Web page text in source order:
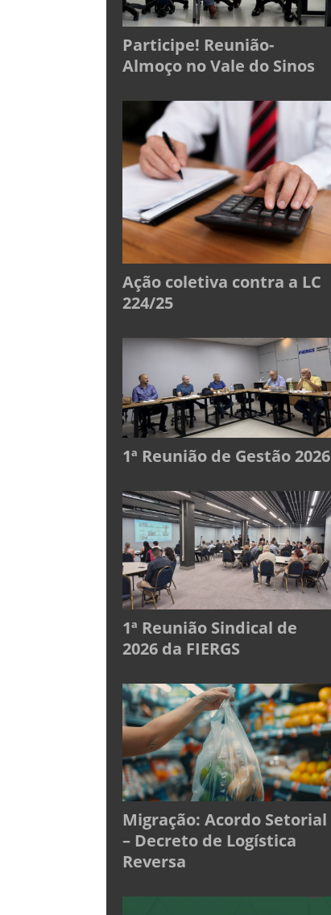
Participe! Reunião-
Almoço no Vale do Sinos
Ação coletiva contra a LC
224/25
1ª Reunião de Gestão 2026
1ª Reunião Sindical de
2026 da FIERGS
Migração: Acordo Setorial
– Decreto de Logística
Reversa